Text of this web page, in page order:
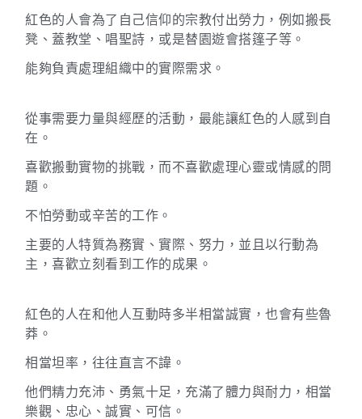
紅色的人會為了自己信仰的宗教付出勞力，例如搬長
凳、蓋教堂、唱聖詩，或是替園遊會搭篷子等。
能夠負責處理組織中的實際需求。
從事需要力量與經歷的活動，最能讓紅色的人感到自
在。
喜歡搬動實物的挑戰，而不喜歡處理心靈或情感的問
題。
不怕勞動或辛苦的工作。
主要的人特質為務實、實際、努力，並且以行動為
主，喜歡立刻看到工作的成果。
紅色的人在和他人互動時多半相當誠實，也會有些魯
莽。
相當坦率，往往直言不諱。
他們精力充沛、勇氣十足，充滿了體力與耐力，相當
樂觀、忠心、誠實、可信。